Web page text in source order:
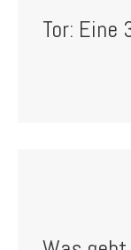
Tor: Eine